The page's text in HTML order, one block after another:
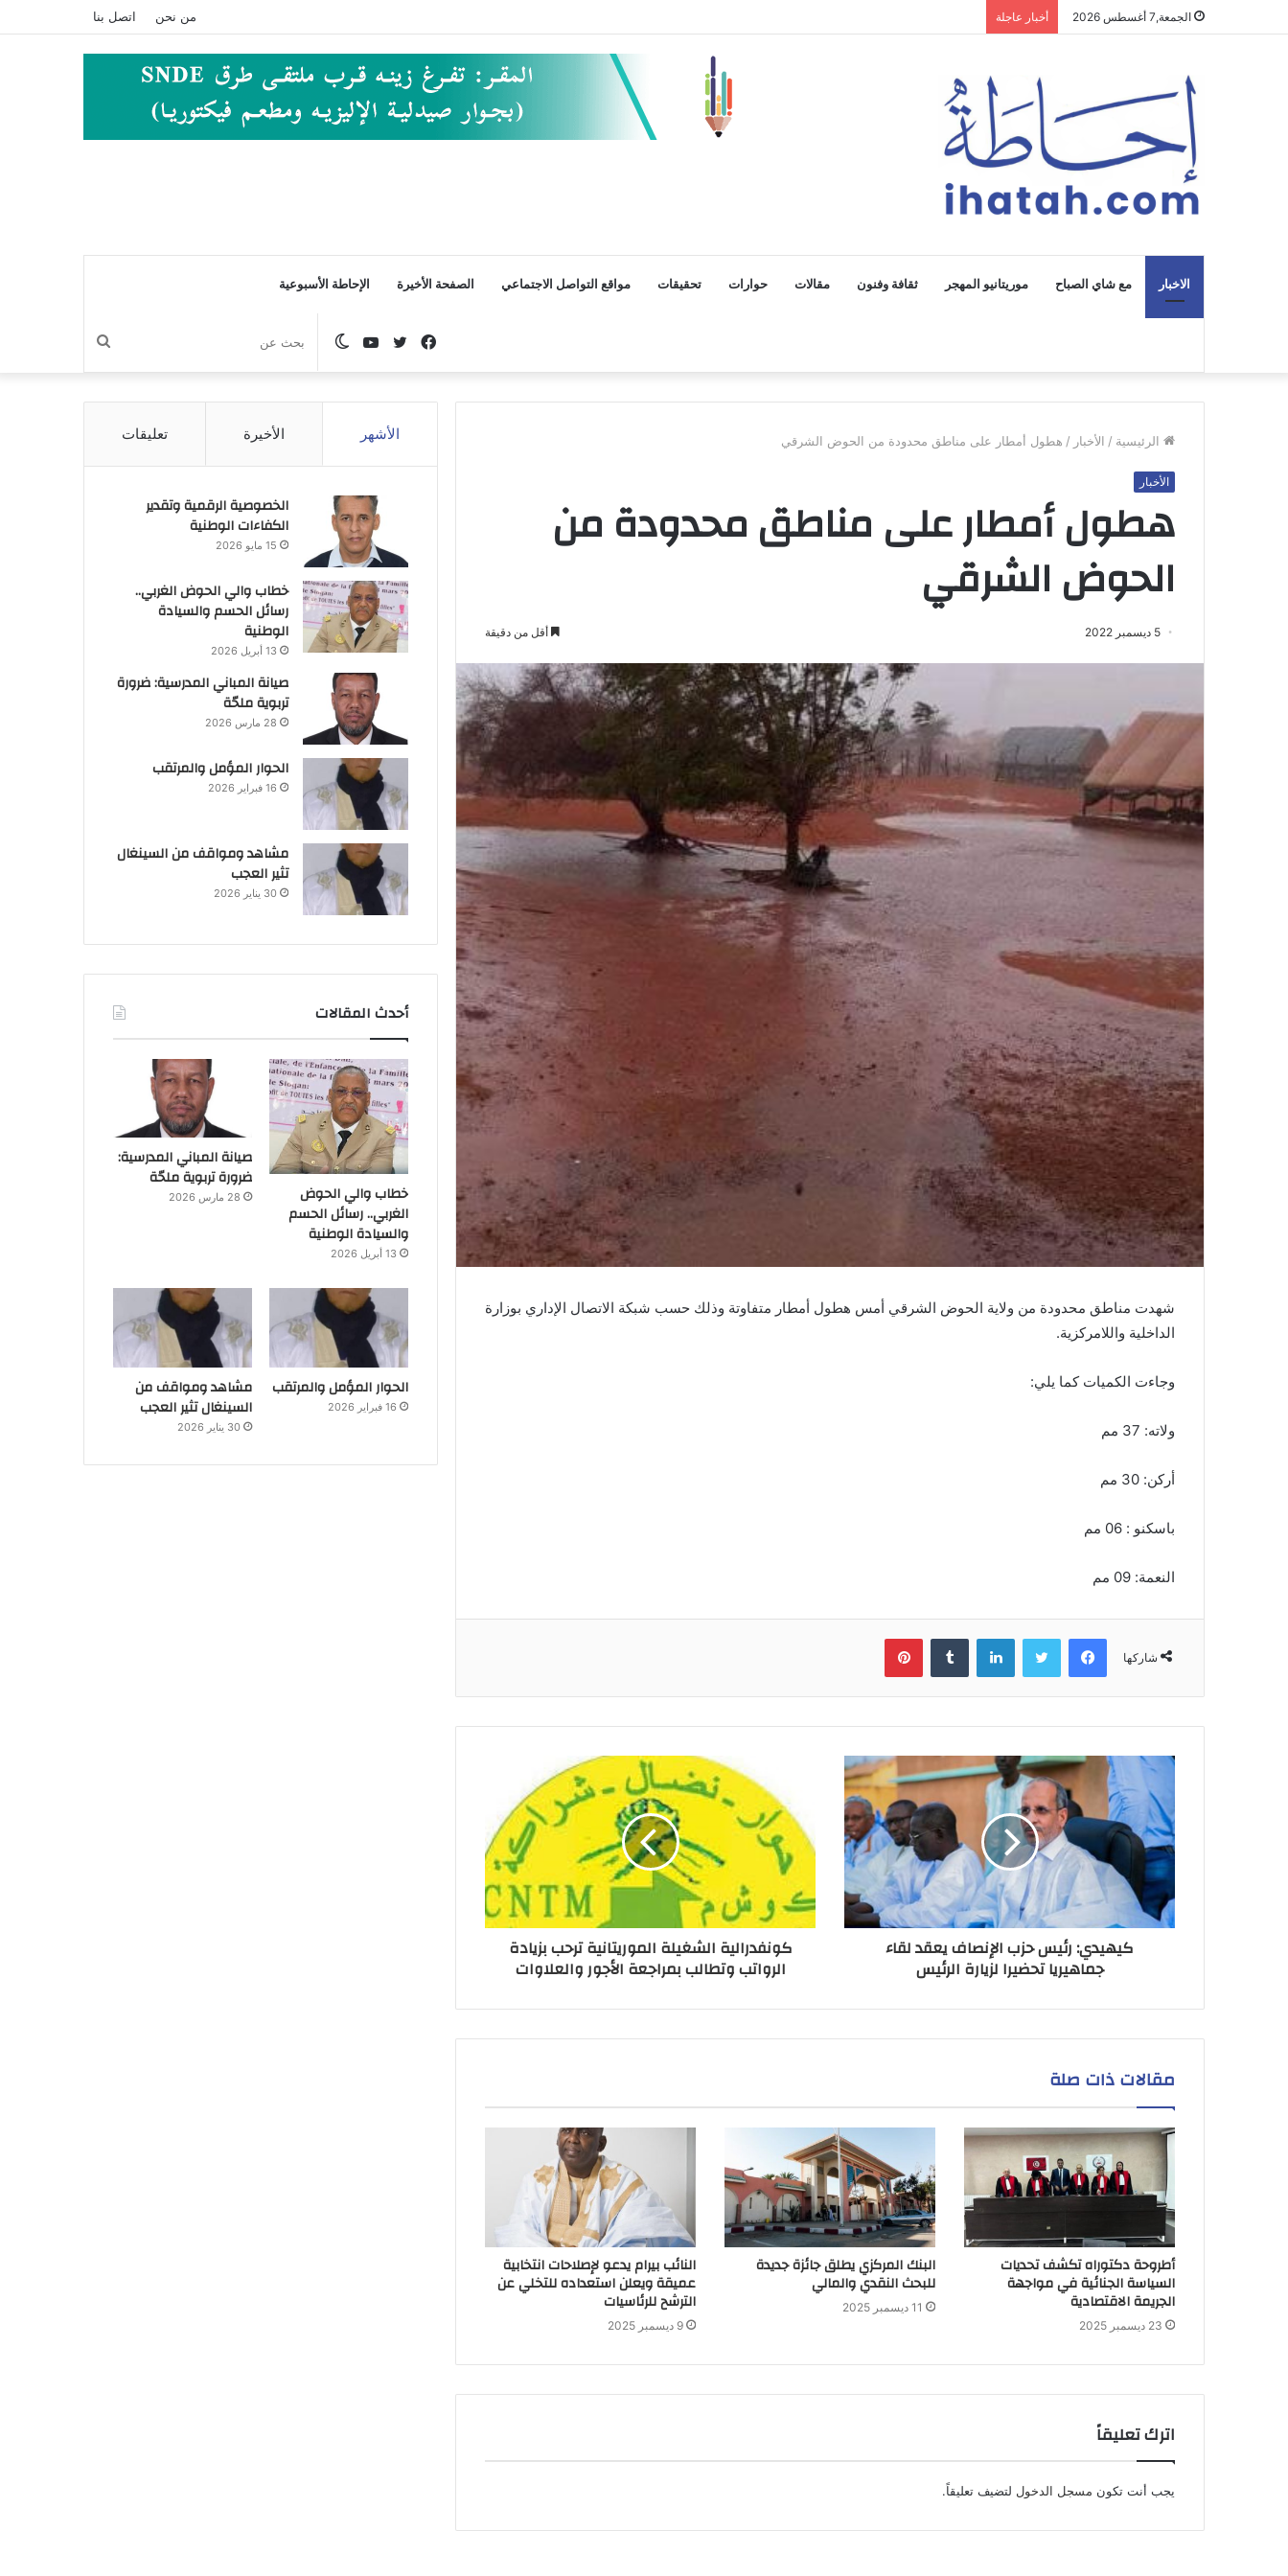
الجمعة,7 أغسطس 2026 أخبار عاجلة من نحن اتصل بنا
الاخبار مع شاي الصباح موريتانيو المهجر ثقافة وفنون مقالات حوارات تحقيقات مواقع التواصل الاجتماعي الصفحة الأخيرة الإحاطة الأسبوعية
بحث
عن
الوضع
المظلم
يوتيوبتويتر
فيسبوك
الرئيسية / الأخبار / هطول أمطار على مناطق محدودة من الحوض الشرقي
الأخبار
هطول أمطار على مناطق محدودة من
الحوض الشرقي
5 ديسمبر 2022 أقل من دقيقة
شهدت مناطق محدودة من ولاية الحوض الشرقي أمس هطول أمطار متفاوتة وذلك حسب شبكة الاتصال الإداري بوزارة
الداخلية واللامركزية.
وجاءت الكميات كما يلي:
ولاته: 37 مم
أركن: 30 مم
باسكنو : 06 مم
النعمة: 09 مم
شاركها
فيسبوك تويتر لينكدإن بينتيريست
كيهيدي: رئيس حزب الإنصاف يعقد لقاء
جماهيريا تحضيرا لزيارة الرئيس
كونفدرالية الشغيلة الموريتانية ترحب بزيادة
الرواتب وتطالب بمراجعة الأجور والعلاوات
مقالات ذات صلة
أطروحة دكتوراه تكشف تحديات
السياسة الجنائية في مواجهة
الجريمة الاقتصادية
23 ديسمبر 2025
البنك المركزي يطلق جائزة جديدة
للبحث النقدي والمالي
11 ديسمبر 2025
النائب بيرام يدعو لإصلاحات انتخابية
عميقة ويعلن استعداده للتخلي عن
الترشح للرئاسيات
9 ديسمبر 2025
اترك تعليقاً
يجب أنت تكون مسجل الدخول لتضيف تعليقاً.
الأشهر الأخيرة تعليقات
الخصوصية الرقمية وتقدير
الكفاءات الوطنية
15 مايو 2026
خطاب والي الحوض الغربي..
رسائل الحسم والسيادة
الوطنية
13 أبريل 2026
صيانة المباني المدرسية: ضرورة
تربوية ملحّة
28 مارس 2026
الحوار المؤمل والمرتقب
16 فبراير 2026
مشاهد ومواقف من السينغال
تثير العجب
30 يناير 2026
أحدث المقالات
خطاب والي الحوض
الغربي.. رسائل الحسم
والسيادة الوطنية
13 أبريل 2026
صيانة المباني المدرسية:
ضرورة تربوية ملحّة
28 مارس 2026
الحوار المؤمل والمرتقب
16 فبراير 2026
مشاهد ومواقف من
السينغال تثير العجب
30 يناير 2026